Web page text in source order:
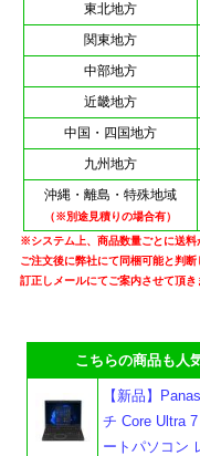
東北地方
関東地方
中部地方
近畿地方
中国・四国地方
九州地方
沖縄・離島・特殊地域
（※別途見積りの場合有）
※システム上、商品数量ごとに送料
ご注文後に弊社にて同梱可能と判
訂正しメールにてご案内させて頂き
こちらの商品も人気
【新品】
チ Core Ultra
ートパソコン